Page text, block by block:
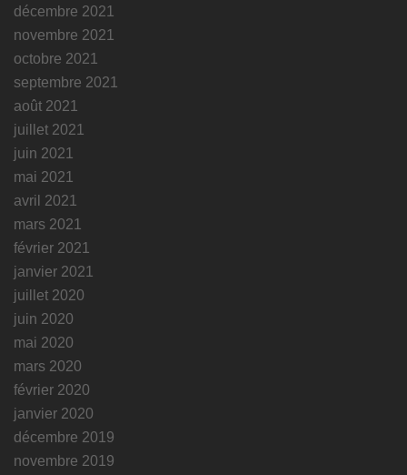
décembre 2021
novembre 2021
octobre 2021
septembre 2021
août 2021
juillet 2021
juin 2021
mai 2021
avril 2021
mars 2021
février 2021
janvier 2021
juillet 2020
juin 2020
mai 2020
mars 2020
février 2020
janvier 2020
décembre 2019
novembre 2019